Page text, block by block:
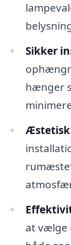
Sikker
hænger
at vælge